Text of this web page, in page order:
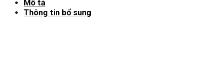
Mô tả
Thông tin bổ sung